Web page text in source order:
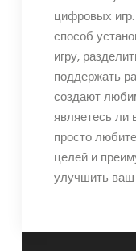
цифровых
способ
игру,
поддержать
создают
являетесь ли
просто
целей и
улучшить ваш